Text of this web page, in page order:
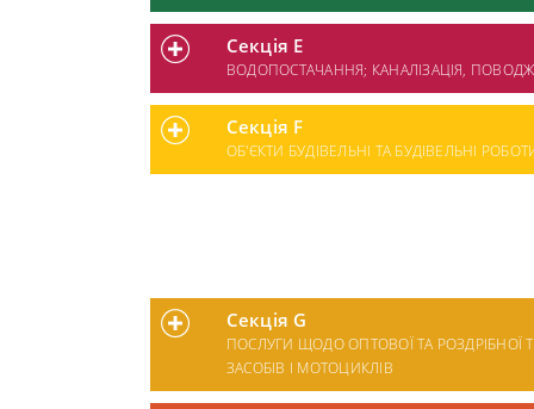
Секція E
ВОДОПОСТАЧАННЯ; КАНАЛІЗАЦІЯ,
Секція F
ОБ'ЄКТИ БУДІВЕЛЬНІ ТА БУДІВЕЛЬНІ
Секція G
ПОСЛУГИ ЩОДО ОПТОВОЇ ТА
ЗАСОБІВ І МОТОЦИКЛІВ